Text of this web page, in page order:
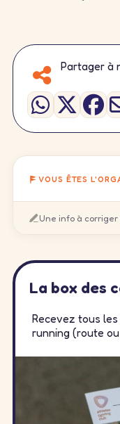
Partager à
VOUS ÊTES
Une info à
La box des
Recevez tous
running (route